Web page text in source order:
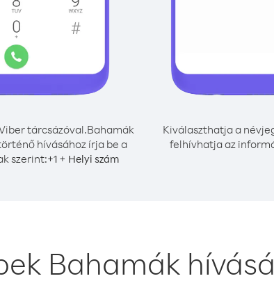
tárcsázóval.Bahamák
hívásához írja be a
szerint:+1+ Helyi szám
Kiválaszthatja a
felhívhatja az
Bahamák